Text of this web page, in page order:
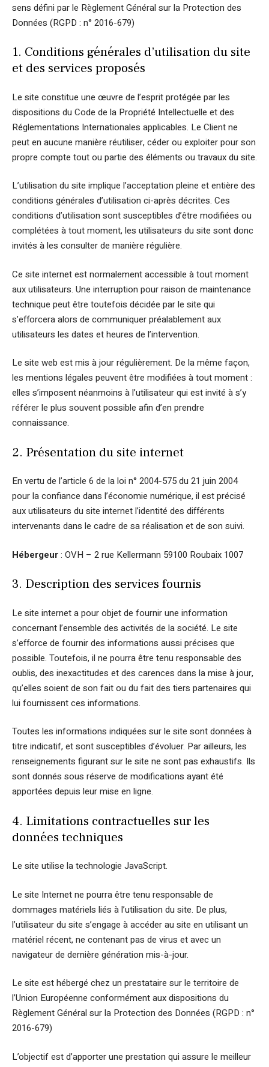
sens défini par le Règlement Général sur la Protection des
Données (RGPD : n° 2016-679)
1. Conditions générales d’utilisation du site
et des services proposés
Le site constitue une œuvre de l’esprit protégée par les
dispositions du Code de la Propriété Intellectuelle et des
Réglementations Internationales applicables. Le Client ne
peut en aucune manière réutiliser, céder ou exploiter pour son
propre compte tout ou partie des éléments ou travaux du site.
L’utilisation du site implique l’acceptation pleine et entière des
conditions générales d’utilisation ci-après décrites. Ces
conditions d’utilisation sont susceptibles d’être modifiées ou
complétées à tout moment, les utilisateurs du site sont donc
invités à les consulter de manière régulière.
Ce site internet est normalement accessible à tout moment
aux utilisateurs. Une interruption pour raison de maintenance
technique peut être toutefois décidée par le site qui
s’efforcera alors de communiquer préalablement aux
utilisateurs les dates et heures de l’intervention.
Le site web est mis à jour régulièrement. De la même façon,
les mentions légales peuvent être modifiées à tout moment :
elles s’imposent néanmoins à l’utilisateur qui est invité à s’y
référer le plus souvent possible afin d’en prendre
connaissance.
2. Présentation du site internet
En vertu de l’article 6 de la loi n° 2004-575 du 21 juin 2004
pour la confiance dans l’économie numérique, il est précisé
aux utilisateurs du site internet l’identité des différents
intervenants dans le cadre de sa réalisation et de son suivi.
Hébergeur: OVH – 2 rue Kellermann 59100 Roubaix 1007
3. Description des services fournis
Le site internet a pour objet de fournir une information
concernant l’ensemble des activités de la société. Le site
s’efforce de fournir des informations aussi précises que
possible. Toutefois, il ne pourra être tenu responsable des
oublis, des inexactitudes et des carences dans la mise à jour,
qu’elles soient de son fait ou du fait des tiers partenaires qui
lui fournissent ces informations.
Toutes les informations indiquées sur le site sont données à
titre indicatif, et sont susceptibles d’évoluer. Par ailleurs, les
renseignements figurant sur le site ne sont pas exhaustifs. Ils
sont donnés sous réserve de modifications ayant été
apportées depuis leur mise en ligne.
4. Limitations contractuelles sur les
données techniques
Le site utilise la technologie JavaScript.
Le site Internet ne pourra être tenu responsable de
dommages matériels liés à l’utilisation du site. De plus,
l’utilisateur du site s’engage à accéder au site en utilisant un
matériel récent, ne contenant pas de virus et avec un
navigateur de dernière génération mis-à-jour.
Le site est hébergé chez un prestataire sur le territoire de
l’Union Européenne conformément aux dispositions du
Règlement Général sur la Protection des Données (RGPD : n°
2016-679)
L’objectif est d’apporter une prestation qui assure le meilleur